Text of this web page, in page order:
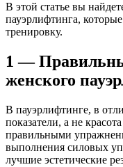
В этой статье вы
пауэрлифтинга,
тренировку.
1 —
женского
В пауэрлифтинге, в
показатели, а не
правильными
выполнения силовых
лучшие эстетические